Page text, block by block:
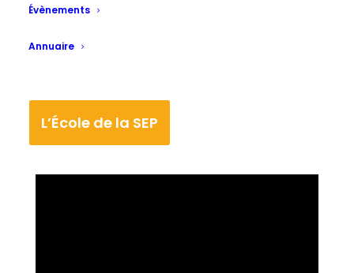
Évènements
Annuaire
L’École de la SEP